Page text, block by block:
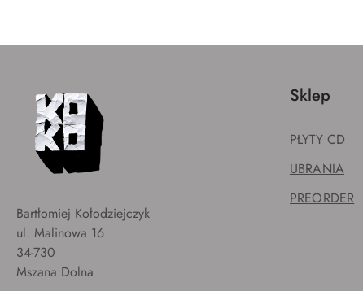
Bartłomiej Kołodziejczyk
ul. Malinowa 16
34-730
Mszana Dolna
Sklep
PŁYTY CD
UBRANIA
PREORDER